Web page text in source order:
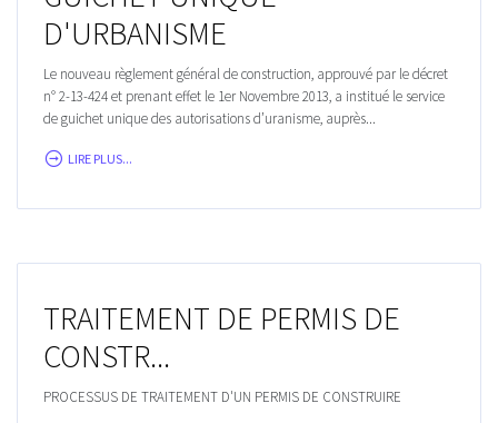
D'URBANISME
Le nouveau règlement général de construction, approuvé par le décret
n° 2-13-424 et prenant effet le 1er Novembre 2013, a institué le service
de guichet unique des autorisations d’uranisme, auprès...
LIRE PLUS...
TRAITEMENT DE PERMIS DE
CONSTR...
PROCESSUS DE TRAITEMENT D'UN PERMIS DE CONSTRUIRE